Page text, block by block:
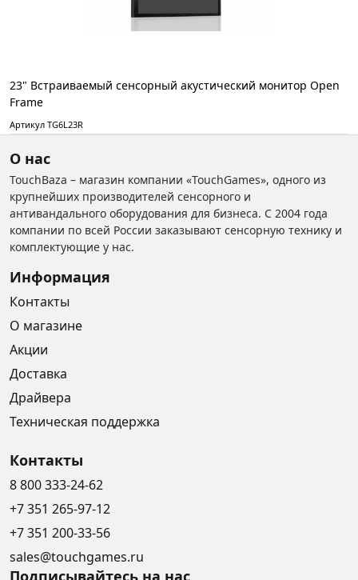
23" Встраиваемый сенсорный акустический монитор Open
Frame
Артикул TG6L23R
О нас
TouchBaza – магазин компании «TouchGames», одного из
крупнейших производителей сенсорного и
антивандального оборудования для бизнеса. С 2004 года
компании по всей России заказывают сенсорную технику и
комплектующие у нас.
Информация
Контакты
О магазине
Акции
Доставка
Драйвера
Техническая поддержка
Контакты
8 800 333-24-62
+7 351 265-97-12
+7 351 200-33-56
sales@touchgames.ru
Подписывайтесь на нас